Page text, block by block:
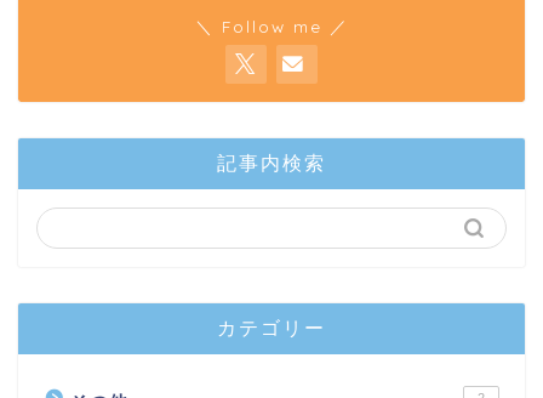
＼ Follow me ／
記事内検索
カテゴリー